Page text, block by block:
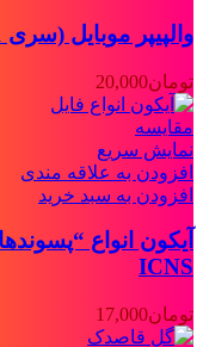
والپیپر موبایل (سری 1)
تومان20,000
مقايسه
نمایش سریع
افزودن به علاقه مندی
افزودن به سبد خرید
آیکون انواع
ICNS
تومان17,000